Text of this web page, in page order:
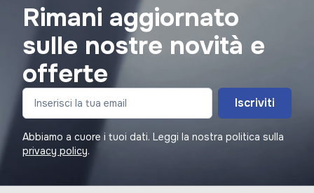
Rimani aggiornato
sulle nostre novità e
offerte
Iscriviti
Abbiamo a cuore i tuoi dati. Leggi la nostra politica sulla
privacy policy.